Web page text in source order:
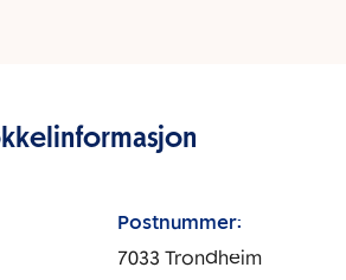
Postnummer:
7033 Trondheim